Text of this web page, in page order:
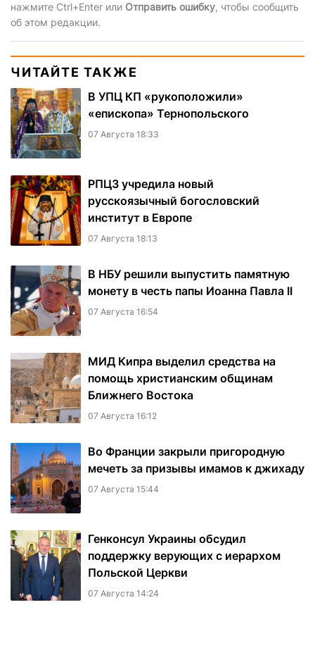
нажмите Ctrl+Enter или Отправить ошибку, чтобы сообщить
об этом редакции.
ЧИТАЙТЕ ТАКЖЕ
В УПЦ КП «рукоположили»
«епископа» Тернопольского
07 Августа 18:33
РПЦЗ учредила новый
русскоязычный богословский
институт в Европе
07 Августа 18:13
В НБУ решили выпустить памятную
монету в честь папы Иоанна Павла II
07 Августа 16:54
МИД Кипра выделил средства на
помощь христианским общинам
Ближнего Востока
07 Августа 16:12
Во Франции закрыли пригородную
мечеть за призывы имамов к джихаду
07 Августа 15:44
Генконсул Украины обсудил
поддержку верующих с иерархом
Польской Церкви
07 Августа 14:24